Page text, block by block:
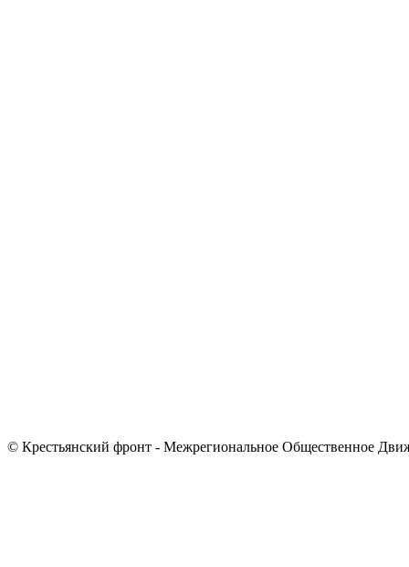
© Крестьянский фронт - Межрегиональное Общественное